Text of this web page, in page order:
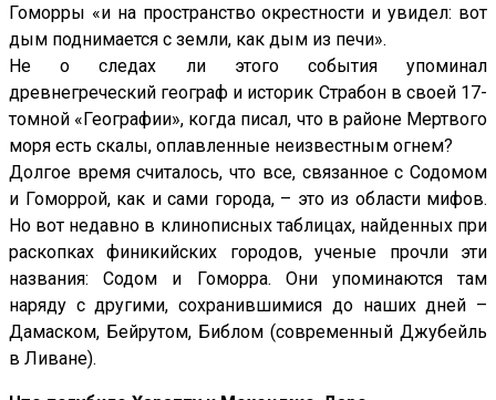
Гоморры «и на пространство окрестности и увидел: вот
дым поднимается с земли, как дым из печи».
Не о следах ли этого события упоминал
древнегреческий географ и историк Страбон в своей 17-
томной «Географии», когда писал, что в районе Мертвого
моря есть скалы, оплавленные неизвестным огнем?
Долгое время считалось, что все, связанное с Содомом
и Гоморрой, как и сами города, – это из области мифов.
Но вот недавно в клинописных таблицах, найденных при
раскопках финикийских городов, ученые прочли эти
названия: Содом и Гоморра. Они упоминаются там
наряду с другими, сохранившимися до наших дней –
Дамаском, Бейрутом, Библом (современный Джубейль
в Ливане).